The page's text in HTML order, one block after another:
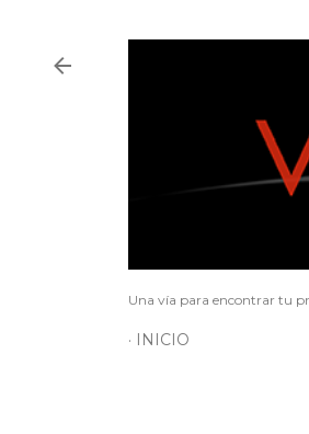
Una vía para encontrar tu
INICIO